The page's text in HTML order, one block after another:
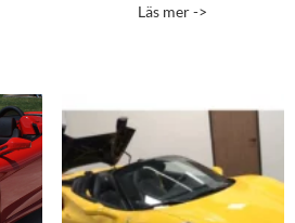
Läs mer ->